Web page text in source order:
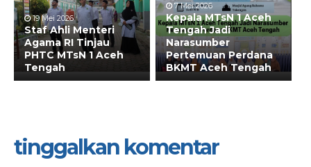
19 Mei 2026
Staf Ahli Menteri
Agama RI Tinjau
PHTC MTsN 1 Aceh
Tengah
7 Mei 2026
Kepala MTsN 1 Aceh
Tengah Jadi
Narasumber
Pertemuan Perdana
BKMT Aceh Tengah
tinggalkan komentar